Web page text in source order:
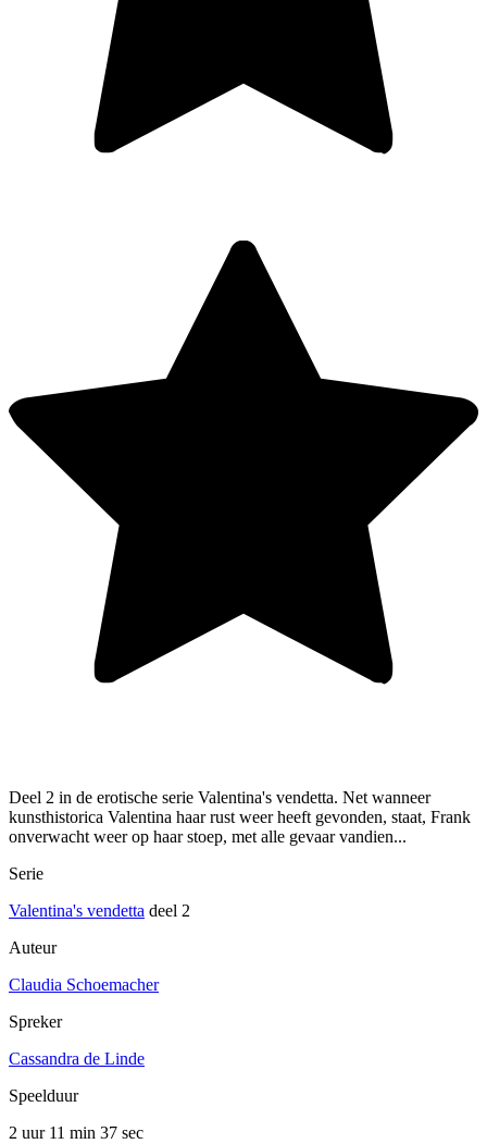
Deel 2 in de erotische serie Valentina's vendetta. Net wanneer
kunsthistorica Valentina haar rust weer heeft gevonden, staat, Frank
onverwacht weer op haar stoep, met alle gevaar vandien...
Serie
Valentina's vendetta deel 2
Auteur
Claudia Schoemacher
Spreker
Cassandra de Linde
Speelduur
2 uur 11 min 37 sec